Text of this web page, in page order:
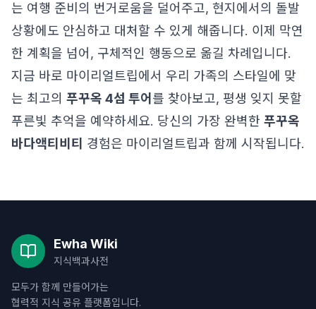
는 여행 준비의 번거로움을 덜어주고, 현지에서의 돌발
상황에도 안심하고 대처할 수 있게 해줍니다. 이제 막연
한 계획을 넘어, 구체적인 행동으로 옮길 차례입니다.
지금 바로 마이리얼트립에서 우리 가족의 스타일에 맞
는 최고의 푸꾸옥 4섬 투어 를 찾아보고, 평생 잊지 못할
푸른빛 추억을 예약하세요. 당신의 가장 완벽한 푸꾸옥
바다액티비티 경험은 마이리얼트립과 함께 시작됩니다.
Ewha Wiki
지식백과사전
모두가 함께 만들어가는
협력적 지식 공유 플랫폼입니다.